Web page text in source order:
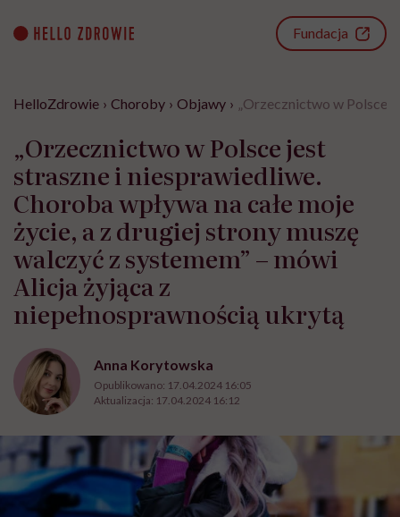
content
Fundacja
HelloZdrowie › Choroby › Objawy › „Orzecznictwo w Polsce
„Orzecznictwo w Polsce jest
straszne i niesprawiedliwe.
Choroba wpływa na całe moje
życie, a z drugiej strony muszę
walczyć z systemem” – mówi
Alicja żyjąca z
niepełnosprawnością ukrytą
Anna Korytowska
Opublikowano: 17.04.2024 16:05
Aktualizacja: 17.04.2024 16:12